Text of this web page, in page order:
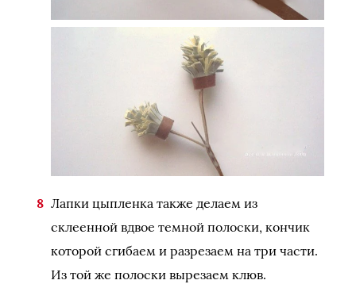
Лапки цыпленка также делаем из
склеенной вдвое темной полоски, кончик
которой сгибаем и разрезаем на три части.
Из той же полоски вырезаем клюв.